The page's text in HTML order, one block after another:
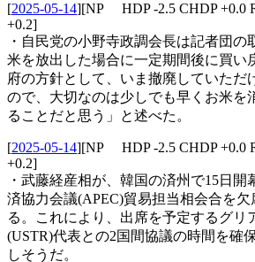
[2025-05-14][NP HDP -2.5 CHDP +0.0
+0.2]
・自民党の小野寺政調会長は記者団の
米を放出した場合に一定期間後に買い
府の方針として、いま撤廃していただ
ので、大切なのは少しでも早くお米を
ることだと思う」と述べた。
[2025-05-14][NP HDP -2.5 CHDP +0.0
+0.2]
・武藤経産相が、韓国の済州で15日開
済協力会議(APEC)貿易担当相会合を
る。これにより、出席を予定するグリ
(USTR)代表との2国間協議の時間を確
しそうだ。